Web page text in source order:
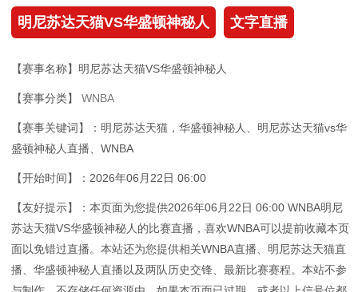
明尼苏达天猫VS华盛顿神秘人 文字直播
【赛事名称】明尼苏达天猫VS华盛顿神秘人
【赛事分类】 WNBA
【赛事关键词】：明尼苏达天猫，华盛顿神秘人、明尼苏达天猫vs华
盛顿神秘人直播、WNBA
【开始时间】：2026年06月22日 06:00
【友好提示】：本页面为您提供2026年06月22日 06:00 WNBA明尼
苏达天猫VS华盛顿神秘人的比赛直播，喜欢WNBA可以提前收藏本页
面以免错过直播。本站还为您提供相关WNBA直播、明尼苏达天猫直
播、华盛顿神秘人直播以及两队历史交锋、最新比赛赛程。本站不参